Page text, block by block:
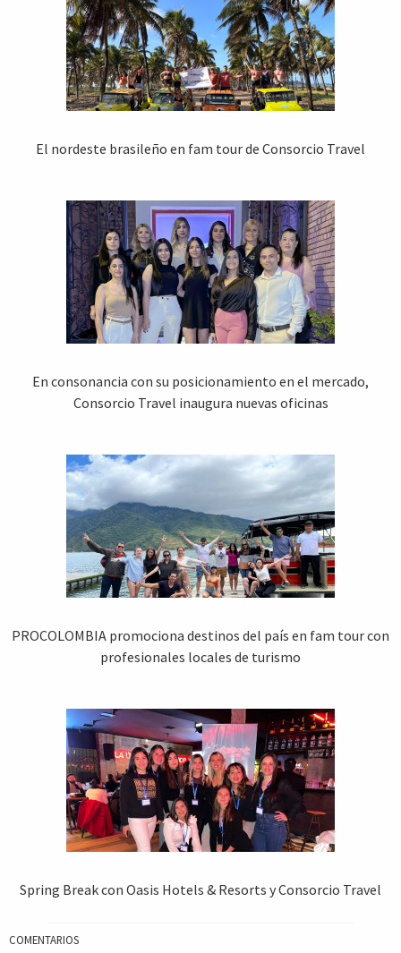
El nordeste brasileño en fam tour de Consorcio Travel
En consonancia con su posicionamiento en el mercado,
Consorcio Travel inaugura nuevas oficinas
PROCOLOMBIA promociona destinos del país en fam tour con
profesionales locales de turismo
Spring Break con Oasis Hotels & Resorts y Consorcio Travel
COMENTARIOS